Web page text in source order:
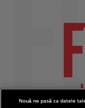
Nouă ne pasă ca datele